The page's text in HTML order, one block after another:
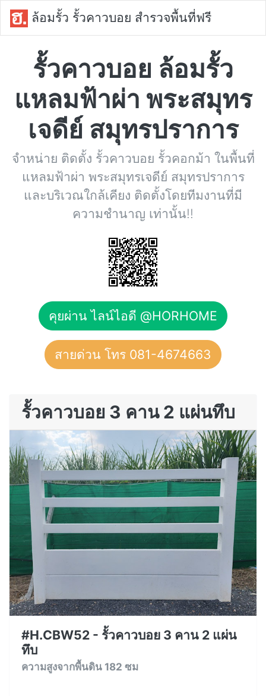
ล้อมรั้ว รั้วคาวบอย สำรวจพื้นที่ฟรี
รั้วคาวบอย ล้อมรั้ว
แหลมฟ้าผ่า พระสมุทร
เจดีย์ สมุทรปราการ
จำหน่าย ติดตั้ง รั้วคาวบอย รั้วคอกม้า ในพื้นที่
แหลมฟ้าผ่า พระสมุทรเจดีย์ สมุทรปราการ
และบริเวณใกล้เคียง ติดตั้งโดยทีมงานที่มี
ความชำนาญ เท่านั้น!!
คุยผ่าน ไลน์ไอดี @HORHOME
สายด่วน โทร 081-4674663
รั้วคาวบอย 3 คาน 2 แผ่นทึบ
#H.CBW52 - รั้วคาวบอย 3 คาน 2 แผ่น
ทึบ
ความสูงจากพื้นดิน 182 ซม